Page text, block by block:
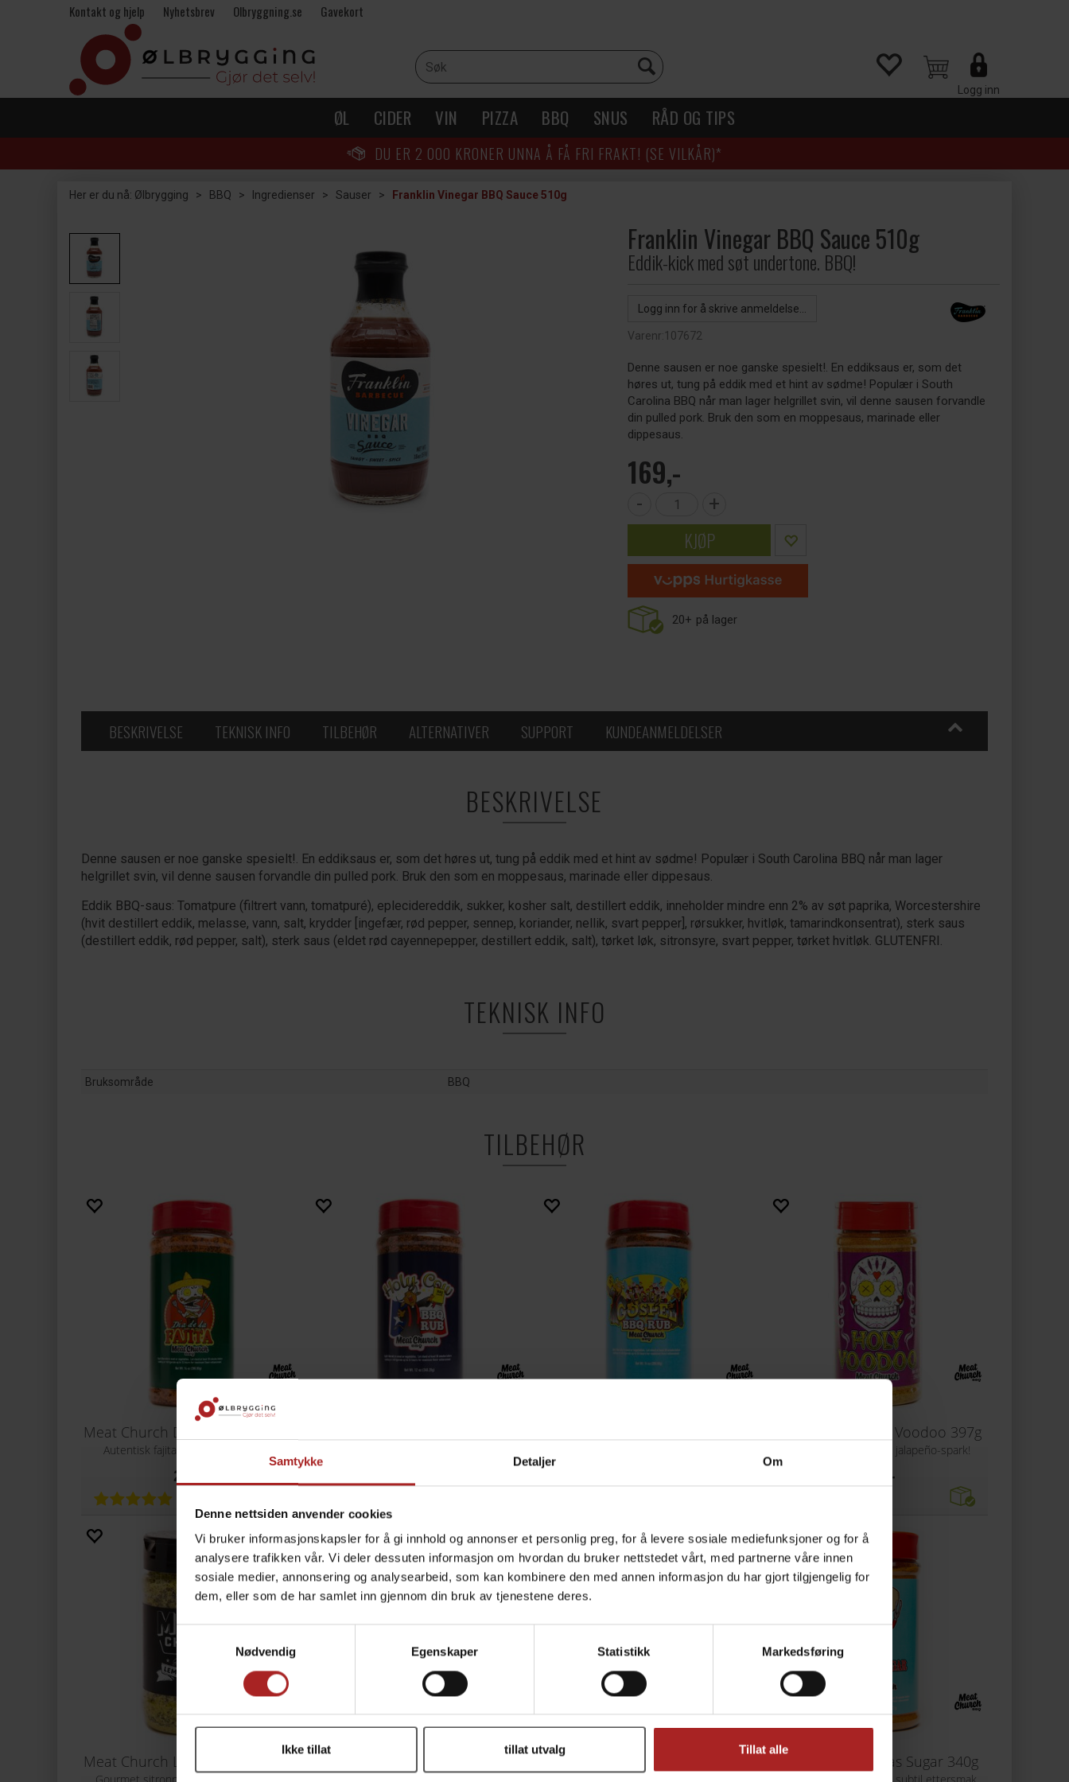
Samtykke Detaljer Om
Denne nettsiden anvender cookies
Vi bruker informasjonskapsler for å gi innhold og annonser et personlig preg, for å levere sosiale mediefunksjoner og for å
analysere trafikken vår. Vi deler dessuten informasjon om hvordan du bruker nettstedet vårt, med partnerne våre innen
sosiale medier, annonsering og analysearbeid, som kan kombinere den med annen informasjon du har gjort tilgjengelig for
dem, eller som de har samlet inn gjennom din bruk av tjenestene deres.
Nødvendig
Egenskaper Statistikk Markedsføring
Ikke tillat tillat utvalg Tillat alle
Kontakt og hjelp Nyhetsbrev Olbryggning.se Gavekort
Logg inn
ØL CIDER VIN PIZZA BBQ SNUS RÅD OG TIPS
DU ER 2 000 KRONER UNNA Å FÅ FRI FRAKT! (SE VILKÅR)*
Her er du nå: Ølbrygging > BBQ > Ingredienser > Sauser > Franklin Vinegar BBQ Sauce 510g
Franklin Vinegar BBQ Sauce 510g
Eddik-kick med søt undertone. BBQ!
Logg inn for å skrive anmeldelse...
Varenr:107672
Denne sausen er noe ganske spesielt!. En eddiksaus er, som det
høres ut, tung på eddik med et hint av sødme! Populær i South
Carolina BBQ når man lager helgrillet svin, vil denne sausen forvandle
din pulled pork. Bruk den som en moppesaus, marinade eller
dippesaus.
169,-
- +
KJØP
20+ på lager
BESKRIVELSE TEKNISK INFO TILBEHØR ALTERNATIVER SUPPORT KUNDEANMELDELSER
BESKRIVELSE
Denne sausen er noe ganske spesielt!. En eddiksaus er, som det høres ut, tung på eddik med et hint av sødme! Populær i South Carolina BBQ når man lager
helgrillet svin, vil denne sausen forvandle din pulled pork. Bruk den som en moppesaus, marinade eller dippesaus.
Eddik BBQ-saus: Tomatpure (filtrert vann, tomatpuré), eplecidereddik, sukker, kosher salt, destillert eddik, inneholder mindre enn 2% av søt paprika, Worcestershire
(hvit destillert eddik, melasse, vann, salt, krydder [ingefær, rød pepper, sennep, koriander, nellik, svart pepper], rørsukker, hvitløk, tamarindkonsentrat), sterk saus
(destillert eddik, rød pepper, salt), sterk saus (eldet rød cayennepepper, destillert eddik, salt), tørket løk, sitronsyre, svart pepper, tørket hvitløk. GLUTENFRI.
TEKNISK INFO
Bruksområde BBQ
TILBEHØR
Autentisk fajitas-krydder med sitrus
269,-
Meat Church Holy Voodoo 397g
Cajun-kick med Texas jalapeño-spark!
269,-
Meat Church Season Salt 170g Meat Church Texas Sugar 340g